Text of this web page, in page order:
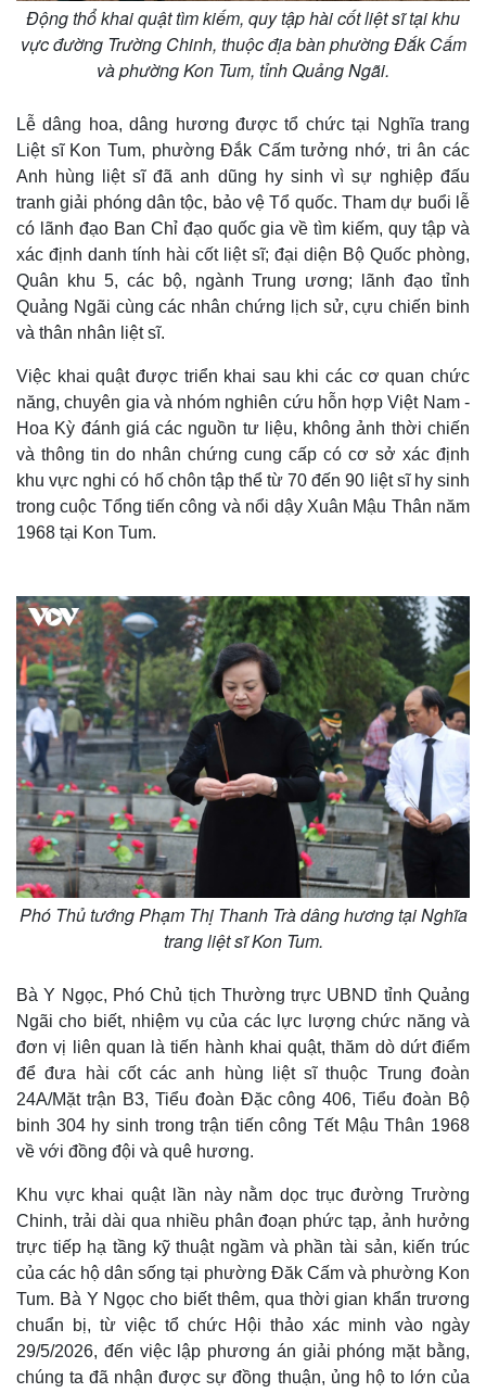
Thế giới
Quan sát
Cuộc sống đó đây
Hồ sơ
Multimedia
Ảnh
E-Magazine
Infographic
Động thổ khai quật tìm kiếm, quy tập hài cốt liệt sĩ tại khu
vực đường Trường Chinh, thuộc địa bàn phường Đắk Cấm
và phường Kon Tum, tỉnh Quảng Ngãi.
Lễ dâng hoa, dâng hương được tổ chức tại Nghĩa trang
Liệt sĩ Kon Tum, phường Đắk Cấm tưởng nhớ, tri ân các
Anh hùng liệt sĩ đã anh dũng hy sinh vì sự nghiệp đấu
tranh giải phóng dân tộc, bảo vệ Tổ quốc. Tham dự buổi lễ
có lãnh đạo Ban Chỉ đạo quốc gia về tìm kiếm, quy tập và
xác định danh tính hài cốt liệt sĩ; đại diện Bộ Quốc phòng,
Quân khu 5, các bộ, ngành Trung ương; lãnh đạo tỉnh
Quảng Ngãi cùng các nhân chứng lịch sử, cựu chiến binh
và thân nhân liệt sĩ.
Việc khai quật được triển khai sau khi các cơ quan chức
năng, chuyên gia và nhóm nghiên cứu hỗn hợp Việt Nam -
Hoa Kỳ đánh giá các nguồn tư liệu, không ảnh thời chiến
và thông tin do nhân chứng cung cấp có cơ sở xác định
khu vực nghi có hố chôn tập thể từ 70 đến 90 liệt sĩ hy sinh
trong cuộc Tổng tiến công và nổi dậy Xuân Mậu Thân năm
1968 tại Kon Tum.
Phó Thủ tướng Phạm Thị Thanh Trà dâng hương tại Nghĩa
trang liệt sĩ Kon Tum.
Bà Y Ngọc, Phó Chủ tịch Thường trực UBND tỉnh Quảng
Ngãi cho biết, nhiệm vụ của các lực lượng chức năng và
đơn vị liên quan là tiến hành khai quật, thăm dò dứt điểm
để đưa hài cốt các anh hùng liệt sĩ thuộc Trung đoàn
24A/Mặt trận B3, Tiểu đoàn Đặc công 406, Tiểu đoàn Bộ
binh 304 hy sinh trong trận tiến công Tết Mậu Thân 1968
về với đồng đội và quê hương.
Khu vực khai quật lần này nằm dọc trục đường Trường
Chinh, trải dài qua nhiều phân đoạn phức tạp, ảnh hưởng
trực tiếp hạ tầng kỹ thuật ngầm và phần tài sản, kiến trúc
của các hộ dân sống tại phường Đăk Cấm và phường Kon
Tum. Bà Y Ngọc cho biết thêm, qua thời gian khẩn trương
chuẩn bị, từ việc tổ chức Hội thảo xác minh vào ngày
29/5/2026, đến việc lập phương án giải phóng mặt bằng,
chúng ta đã nhận được sự đồng thuận, ủng hộ to lớn của